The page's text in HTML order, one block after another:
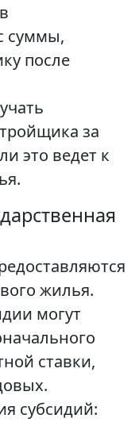
суммы,
после
за
это ведет к
жилья.
могут
ставки,
субсидий: